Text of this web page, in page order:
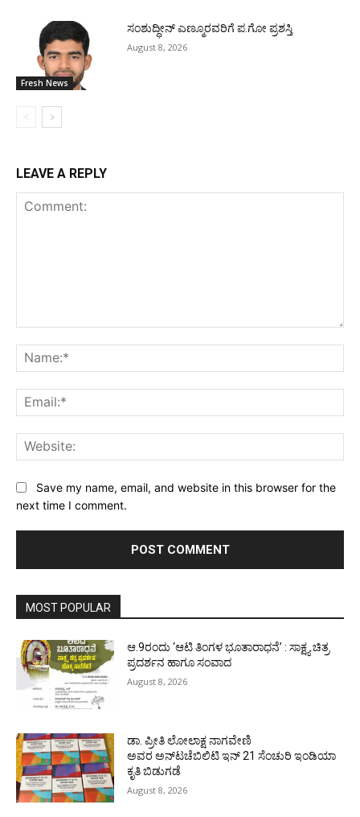
Fresh News
ಸಂಶುದ್ಧೀನ್ ಎಣ್ಮೂರವರಿಗೆ ಪ.ಗೋ ಪ್ರಶಸ್ತಿ
August 8, 2026
LEAVE A REPLY
Save my name, email, and website in this browser for the
next time I comment.
MOST POPULAR
ಆ.9ರಂದು ‘ಆಟಿ ತಿಂಗಳ ಭೂತಾರಾಧನೆ’ : ಸಾಕ್ಷ್ಯ ಚಿತ್ರ
ಪ್ರದರ್ಶನ ಹಾಗೂ ಸಂವಾದ
August 8, 2026
ಡಾ. ಪ್ರೀತಿ ಲೋಲಾಕ್ಷ ನಾಗವೇಣಿ
ಅವರ ಅನ್‌ಟಚೆಬಿಲಿಟಿ ಇನ್ 21 ಸೆಂಚುರಿ ಇಂಡಿಯಾ
ಕೃತಿ ಬಿಡುಗಡೆ
August 8, 2026